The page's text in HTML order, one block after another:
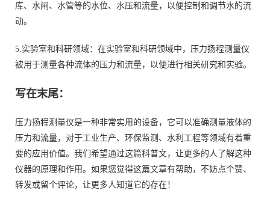
库、水闸、水管等的水位、水压和流量，以便控制和调节水的流
动。
5.实验室和科研领域：在实验室和科研领域中，压力扬程测量仪
被用于测量各种流体的压力和流量，以便进行相关研究和实验。
写在末尾：
压力扬程测量仪是一种非常实用的设备，它可以准确测量液体的
压力和流量，对于工业生产、环保监测、水利工程等领域有着重
要的应用价值。我们希望通过这篇科普文，让更多的人了解这种
仪器的原理和作用。如果您觉得这篇文章有帮助，不妨点个赞、
转发或留个评论，让更多人知道它的存在！